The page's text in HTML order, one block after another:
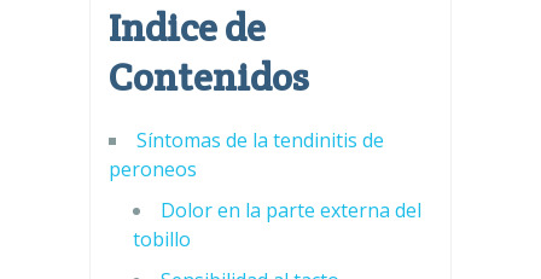
Indice de
Contenidos
Síntomas de la tendinitis de
peroneos
Dolor en la parte externa del
tobillo